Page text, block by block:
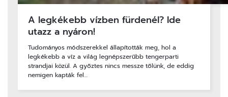
A legkékebb vízben fürdenél? Ide
utazz a nyáron!
Tudományos módszerekkel állapították meg, hol a
legkékebb a víz a világ legnépszerűbb tengerparti
strandjai közül. A győztes nincs messze tőlünk, de eddig
nemigen kapták fel…